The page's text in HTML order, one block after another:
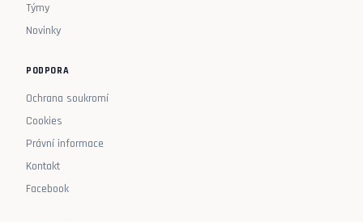
Týmy
Novinky
PODPORA
Ochrana soukromí
Cookies
Právní informace
Kontakt
Facebook